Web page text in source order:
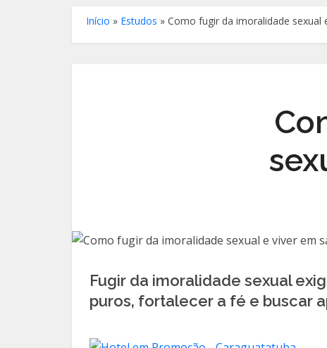
Início » Estudos » Como fugir da imoralidade sexual
Fugir da imoralidade sexual
puros, fortalecer a fé e buscar